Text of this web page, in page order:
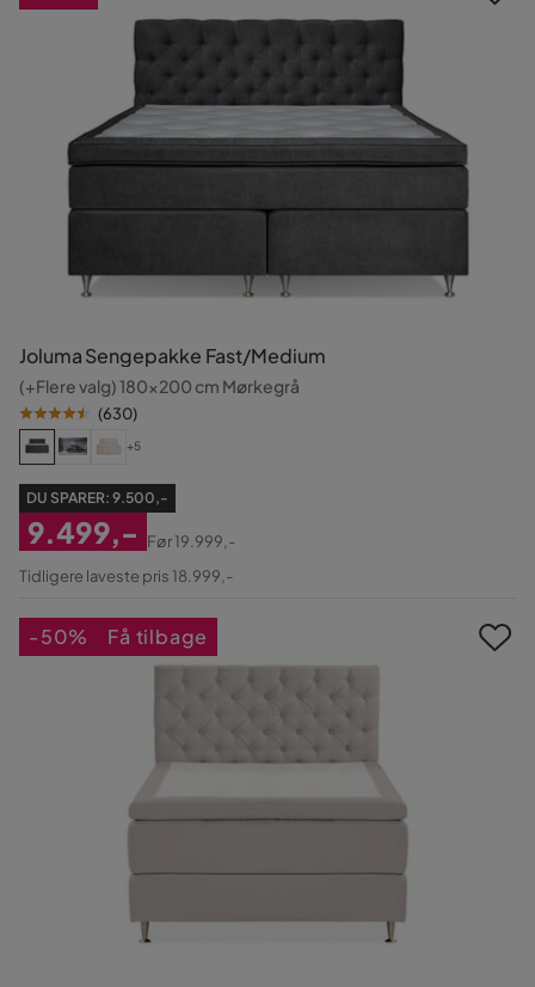
Joluma Sengepakke Fast/Medium
(+Flere valg) 180x200 cm Mørkegrå
(630)
+5
DU SPARER: 9.500,-
Nedsat
9.499,-
Original
Før19.999,-
Tidligere laveste pris 18.999,-
-50% Få tilbage